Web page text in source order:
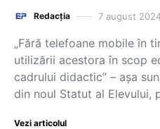
Redacția 7 august
„Fără telefoane mobile în
utilizării acestora în scop
cadrului didactic” – așa
din noul Statut al Elevului,
Vezi articolul